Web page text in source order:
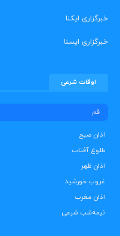
خبرگزاری ایکنا
خبرگزاری ایسنا
اوقات شرعی
اذان صبح
طلوع آفتاب
اذان ظهر
غروب خورشید
اذان مغرب
نیمه‌شب شرعی